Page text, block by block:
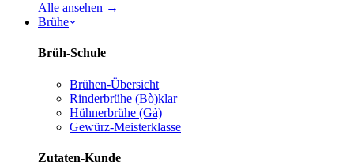
Alle ansehen →
Brühe
Brüh-Schule
Brühen-Übersicht
Rinderbrühe (Bò)klar
Hühnerbrühe (Gà)
Gewürz-Meisterklasse
Zutaten-Kunde